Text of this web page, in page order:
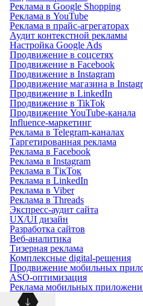
Реклама в Google Shopping
Реклама в YouTube
Реклама в прайс-агрегаторах
Аудит контекстной рекламы
Настройка Google Ads
Продвижение в соцсетях
Продвижение в Facebook
Продвижение в Instagram
Продвижение магазина в
Продвижение в LinkedIn
Продвижение в TikTok
Продвижение YouTube-канала
Influence-маркетинг
Реклама в Telegram-каналах
Таргетированная реклама
Реклама в Facebook
Реклама в Instagram
Реклама в ТікТок
Реклама в LinkedIn
Реклама в Viber
Реклама в Threads
Экспресс-аудит сайта
UX/UI дизайн
Разработка сайтов
Веб-аналитика
Тизерная реклама
Комплексные digital-решения
Продвижение мобильных
ASO-оптимизация
Реклама мобильных